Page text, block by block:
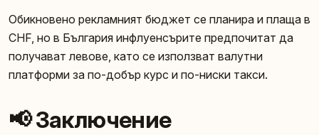
Обикновено рекламният бюджет се планира и плаща в
CHF, но в България инфлуенсърите предпочитат да
получават левове, като се използват валутни
платформи за по-добър курс и по-ниски такси.
📢 Заключение